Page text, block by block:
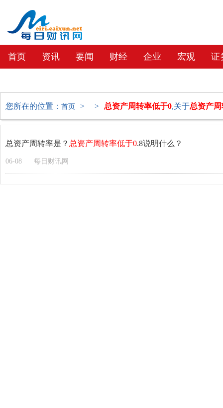
首页 资讯 要闻 财经 企业 宏观 证
您所在的位置： 首页 > 总资产周转率低于0,关于总资产
>
总资产周转率是？ 总资产周转率低于0.8说明什么？
06-08 每日财讯网